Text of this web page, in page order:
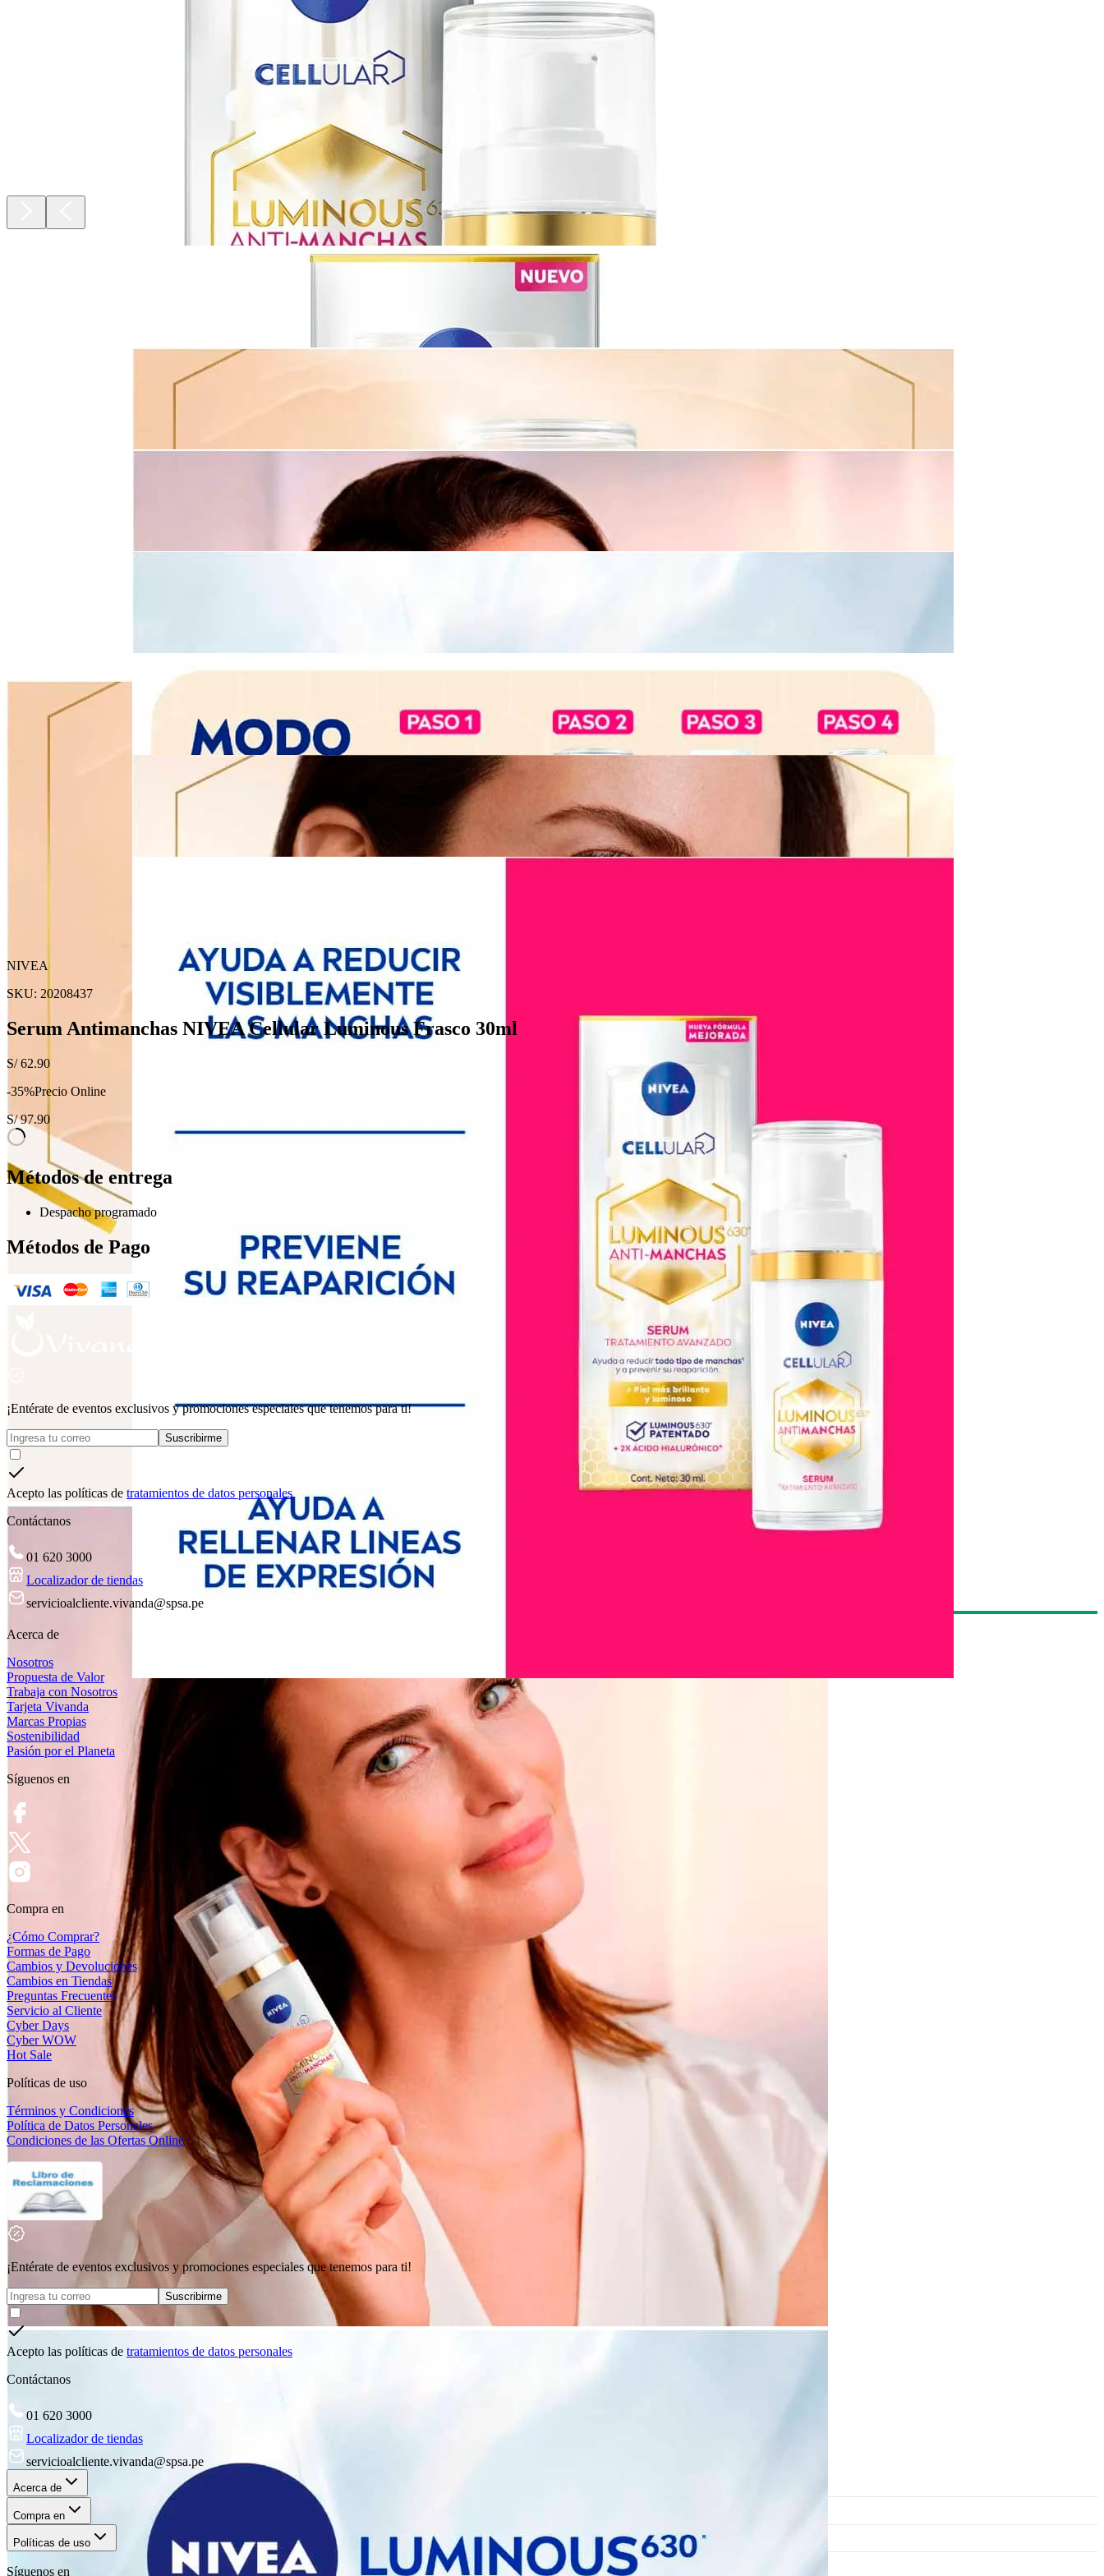
NIVEA
SKU: 20208437
Serum Antimanchas NIVEA Cellular Luminous Frasco 30ml
S/62.90
-35%Precio Online
S/97.90
Métodos de entrega
Despacho programado
Métodos de Pago
¡Entérate de eventos exclusivos y promociones especiales que tenemos para ti!
Suscribirme
Acepto las políticas de tratamientos de datos personales
Contáctanos
01 620 3000
Localizador de tiendas
servicioalcliente.vivanda@spsa.pe
Acerca de
Nosotros
Propuesta de Valor
Trabaja con Nosotros
Tarjeta Vivanda
Marcas Propias
Sostenibilidad
Pasión por el Planeta
Síguenos en
Compra en
¿Cómo Comprar?
Formas de Pago
Cambios y Devoluciones
Cambios en Tiendas
Preguntas Frecuentes
Servicio al Cliente
Cyber Days
Cyber WOW
Hot Sale
Políticas de uso
Términos y Condiciones
Política de Datos Personales
Condiciones de las Ofertas Online
¡Entérate de eventos exclusivos y promociones especiales que tenemos para ti!
Suscribirme
Acepto las políticas de tratamientos de datos personales
Contáctanos
01 620 3000
Localizador de tiendas
servicioalcliente.vivanda@spsa.pe
Acerca de
Compra en
Políticas de uso
Síguenos en